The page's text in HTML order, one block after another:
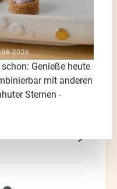
Genieße heute
mit anderen
Sternen -